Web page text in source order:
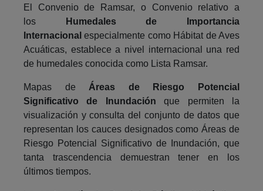
El Convenio de Ramsar, o Convenio relativo a
los
Humedales de Importancia
Internacionalespecialmente como Hábitat de Aves
Acuáticas, establece a nivel internacional una red
de humedales conocida como Lista Ramsar.
Mapas de Áreas de Riesgo Potencial
Significativo de Inundación que permiten la
visualización y consulta del conjunto de datos que
representan los cauces designados como Áreas de
Riesgo Potencial Significativo de Inundación, que
tanta trascendencia demuestran tener en los
últimos tiempos.